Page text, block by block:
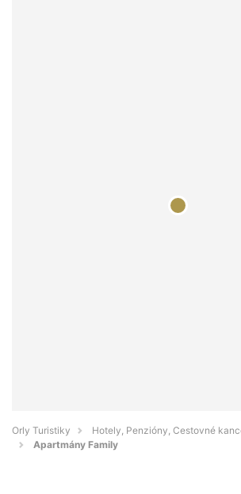
Orly Turistiky
Hotely, Penzióny, Cestovné
Apartmány Family